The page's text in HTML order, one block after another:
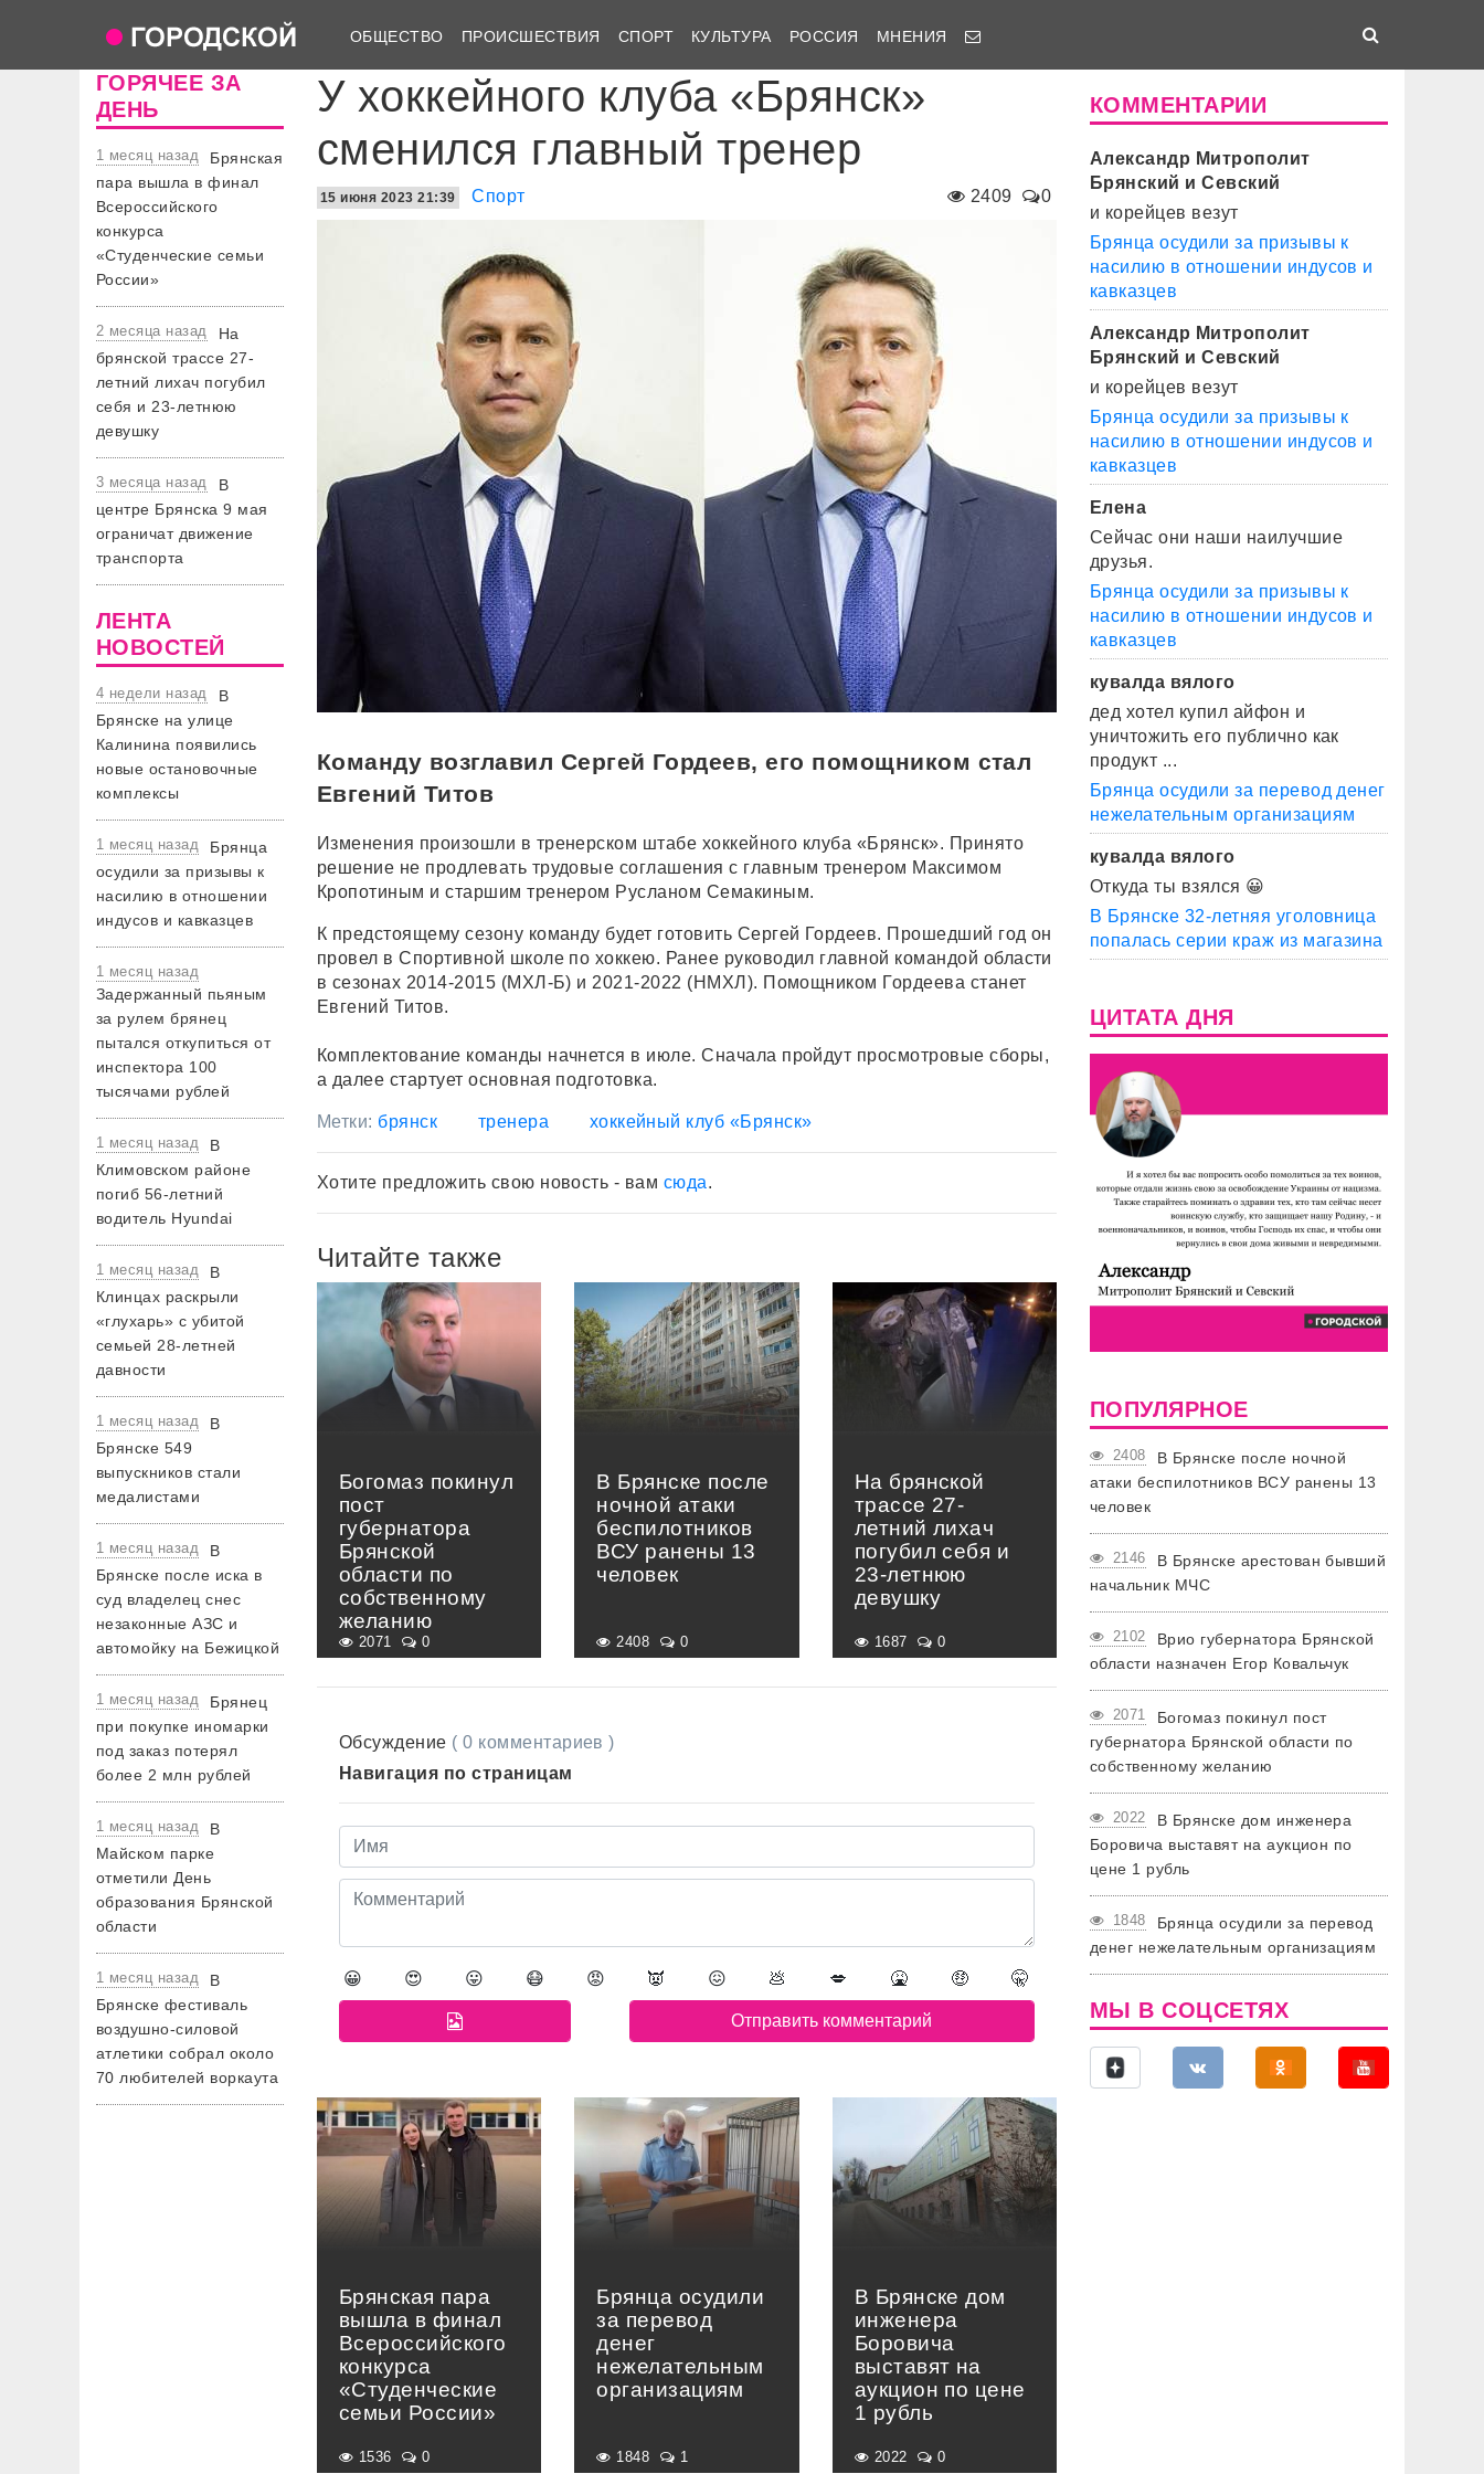
ОБЩЕСТВО ПРОИСШЕСТВИЯ СПОРТ КУЛЬТУРА РОССИЯ МНЕНИЯ
ГОРЯЧЕЕ ЗА
ДЕНЬ
1 месяц назад
Брянская
пара вышла в финал
Всероссийского
конкурса
«Студенческие семьи
России»
2 месяца назад
На
брянской трассе 27-
летний лихач погубил
себя и 23-летнюю
девушку
3 месяца назад
В
центре Брянска 9 мая
ограничат движение
транспорта
ЛЕНТА
НОВОСТЕЙ
4 недели назад
В
Брянске на улице
Калинина появились
новые остановочные
комплексы
1 месяц назад
Брянца
осудили за призывы к
насилию в отношении
индусов и кавказцев
1 месяц назад
Задержанный пьяным
за рулем брянец
пытался откупиться от
инспектора 100
тысячами рублей
1 месяц назад
В
Климовском районе
погиб 56-летний
водитель Hyundai
1 месяц назад
В
Клинцах раскрыли
«глухарь» с убитой
семьей 28-летней
давности
1 месяц назад
В
Брянске 549
выпускников стали
медалистами
1 месяц назад
В
Брянске после иска в
суд владелец снес
незаконные АЗС и
автомойку на Бежицкой
1 месяц назад
Брянец
при покупке иномарки
под заказ потерял
более 2 млн рублей
1 месяц назад
В
Майском парке
отметили День
образования Брянской
области
1 месяц назад
В
Брянске фестиваль
воздушно-силовой
атлетики собрал около
70 любителей воркаута
У хоккейного клуба «Брянск»
сменился главный тренер
2409 0
15 июня 2023 21:39 Спорт
Команду возглавил Сергей Гордеев, его помощником стал
Евгений Титов
Изменения произошли в тренерском штабе хоккейного клуба «Брянск». Принято
решение не продлевать трудовые соглашения с главным тренером Максимом
Кропотиным и старшим тренером Русланом Семакиным.
К предстоящему сезону команду будет готовить Сергей Гордеев. Прошедший год он
провел в Спортивной школе по хоккею. Ранее руководил главной командой области
в сезонах 2014-2015 (МХЛ-Б) и 2021-2022 (НМХЛ). Помощником Гордеева станет
Евгений Титов.
Комплектование команды начнется в июле. Сначала пройдут просмотровые сборы,
а далее стартует основная подготовка.
Метки: брянск тренера хоккейный клуб «Брянск»
Хотите предложить свою новость - вам сюда.
Читайте также
Богомаз покинул
пост
губернатора
Брянской
области по
собственному
желанию
2071 0
В Брянске после
ночной атаки
беспилотников
ВСУ ранены 13
человек
2408 0
На брянской
трассе 27-
летний лихач
погубил себя и
23-летнюю
девушку
1687 0
Обсуждение ( 0 комментариев )
Навигация по страницам
😀 😍 😛 😷 😡 👿 😖 💩 💋 🤮 🤑 🤫
Брянская пара
вышла в финал
Всероссийского
конкурса
«Студенческие
семьи России»
1536 0
Брянца осудили
за перевод
денег
нежелательным
организациям
1848 1
В Брянске дом
инженера
Боровича
выставят на
аукцион по цене
1 рубль
2022 0
КОММЕНТАРИИ
Александр Митрополит
Брянский и Севский
и корейцев везут
Брянца осудили за призывы к
насилию в отношении индусов и
кавказцев
Александр Митрополит
Брянский и Севский
и корейцев везут
Брянца осудили за призывы к
насилию в отношении индусов и
кавказцев
Елена
Сейчас они наши наилучшие
друзья.
Брянца осудили за призывы к
насилию в отношении индусов и
кавказцев
кувалда вялого
дед хотел купил айфон и
уничтожить его публично как
продукт ...
Брянца осудили за перевод денег
нежелательным организациям
кувалда вялого
Откуда ты взялся 😀
В Брянске 32-летняя уголовница
попалась серии краж из магазина
ЦИТАТА ДНЯ
ПОПУЛЯРНОЕ
2408
В Брянске после ночной
атаки беспилотников ВСУ ранены 13
человек
2146
В Брянске арестован бывший
начальник МЧС
2102
Врио губернатора Брянской
области назначен Егор Ковальчук
2071
Богомаз покинул пост
губернатора Брянской области по
собственному желанию
2022
В Брянске дом инженера
Боровича выставят на аукцион по
цене 1 рубль
1848
Брянца осудили за перевод
денег нежелательным организациям
МЫ В СОЦСЕТЯХ